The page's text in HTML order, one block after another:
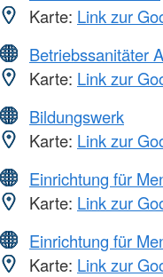
Karte: Link zur
Betriebssanitäter
Karte: Link zur
Bildungswerk
Karte: Link zur
Einrichtung für
Karte: Link zur
Einrichtung für
Karte: Link zur